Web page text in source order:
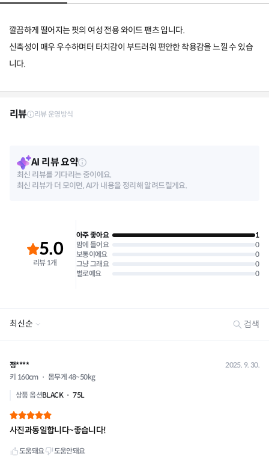
깔끔하게 떨어지는 핏의 여성 전용 와이드 팬츠 입니다.
신축성이 매우 우수하며터 터치감이 부드러워 편안한 착용감을 느낄 수 있습
니다.